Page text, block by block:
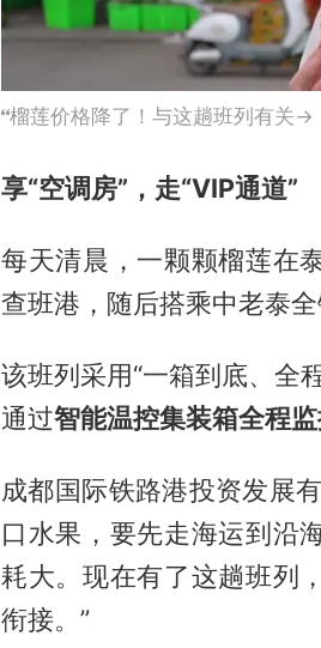
榴莲价格降了！与这趟班列有关→
享“空调房”，走“VIP通道”
每天清晨，一颗颗榴莲在
查班港，随后搭乘中老泰全
该班列采用“一箱到底、全
通过智能温控集装箱全程
成都国际铁路港投资发展
口水果，要先走海运到沿
耗大。现在有了这趟班列
衔接。”